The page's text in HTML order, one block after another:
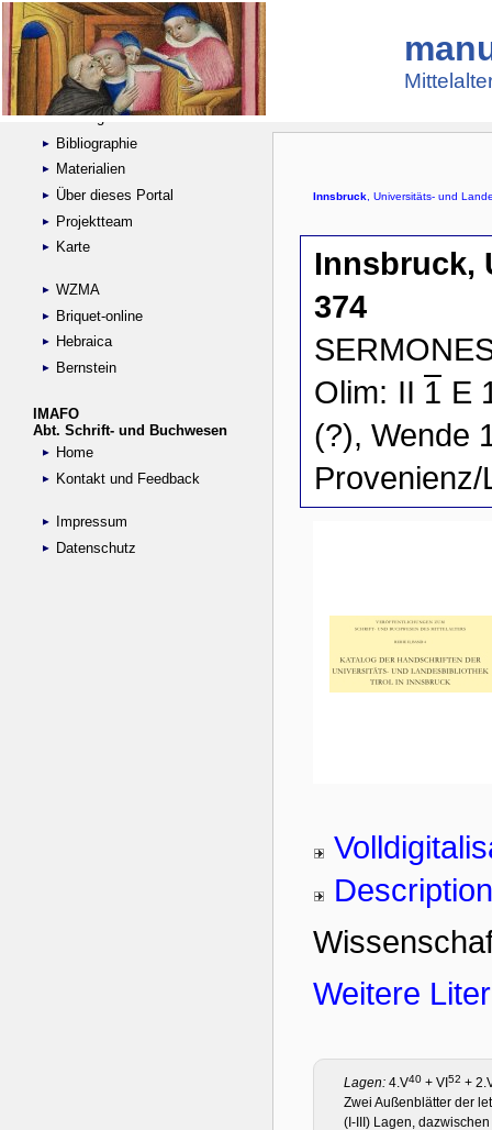
Suche
Handschriftensammlungen
Digitalisierte Handschriften
Kataloge
Bibliographie
Materialien
Über dieses Portal
Projektteam
Karte
WZMA
Briquet-online
Hebraica
Bernstein
IMAFO
Abt. Schrift- und Buchwesen
Home
Kontakt und Feedback
Impressum
Datenschutz